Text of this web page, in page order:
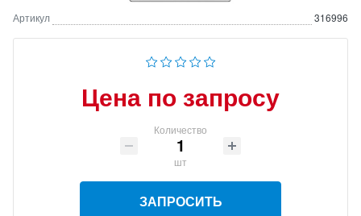
Артикул 316996
Цена по запросу
Количество
шт
ЗАПРОСИТЬ